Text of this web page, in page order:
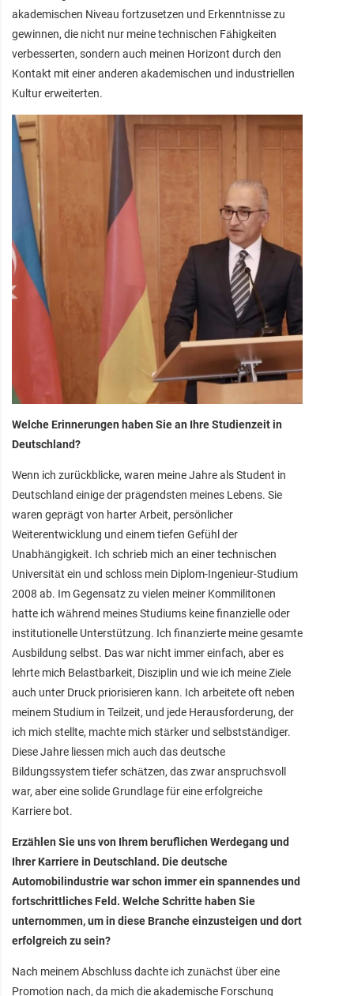
akademischen Niveau fortzusetzen und Erkenntnisse zu
gewinnen, die nicht nur meine technischen Fähigkeiten
verbesserten, sondern auch meinen Horizont durch den
Kontakt mit einer anderen akademischen und industriellen
Kultur erweiterten.
Welche Erinnerungen haben Sie an Ihre Studienzeit in
Deutschland?
Wenn ich zurückblicke, waren meine Jahre als Student in
Deutschland einige der prägendsten meines Lebens. Sie
waren geprägt von harter Arbeit, persönlicher
Weiterentwicklung und einem tiefen Gefühl der
Unabhängigkeit. Ich schrieb mich an einer technischen
Universität ein und schloss mein Diplom-Ingenieur-Studium
2008 ab. Im Gegensatz zu vielen meiner Kommilitonen
hatte ich während meines Studiums keine finanzielle oder
institutionelle Unterstützung. Ich finanzierte meine gesamte
Ausbildung selbst. Das war nicht immer einfach, aber es
lehrte mich Belastbarkeit, Disziplin und wie ich meine Ziele
auch unter Druck priorisieren kann. Ich arbeitete oft neben
meinem Studium in Teilzeit, und jede Herausforderung, der
ich mich stellte, machte mich stärker und selbstständiger.
Diese Jahre liessen mich auch das deutsche
Bildungssystem tiefer schätzen, das zwar anspruchsvoll
war, aber eine solide Grundlage für eine erfolgreiche
Karriere bot.
Erzählen Sie uns von Ihrem beruflichen Werdegang und
Ihrer Karriere in Deutschland. Die deutsche
Automobilindustrie war schon immer ein spannendes und
fortschrittliches Feld. Welche Schritte haben Sie
unternommen, um in diese Branche einzusteigen und dort
erfolgreich zu sein?
Nach meinem Abschluss dachte ich zunächst über eine
Promotion nach, da mich die akademische Forschung